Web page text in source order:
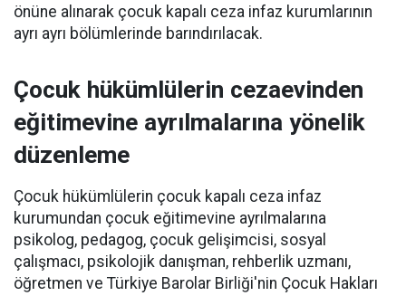
önüne alınarak çocuk kapalı ceza infaz kurumlarının
ayrı ayrı bölümlerinde barındırılacak.
Çocuk hükümlülerin cezaevinden
eğitimevine ayrılmalarına yönelik
düzenleme
Çocuk hükümlülerin çocuk kapalı ceza infaz
kurumundan çocuk eğitimevine ayrılmalarına
psikolog, pedagog, çocuk gelişimcisi, sosyal
çalışmacı, psikolojik danışman, rehberlik uzmanı,
öğretmen ve Türkiye Barolar Birliği'nin Çocuk Hakları